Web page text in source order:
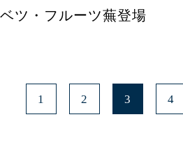
ツ・フルーツ蕪登場
1 2 3 4